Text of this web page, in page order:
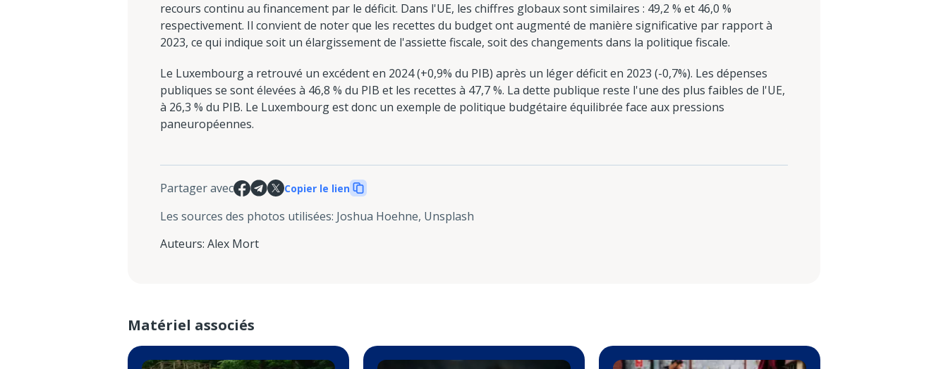
recours continu au financement par le déficit. Dans l'UE, les chiffres globaux sont similaires : 49,2 % et 46,0 %
respectivement. Il convient de noter que les recettes du budget ont augmenté de manière significative par rapport à
2023, ce qui indique soit un élargissement de l'assiette fiscale, soit des changements dans la politique fiscale.
Le Luxembourg a retrouvé un excédent en 2024 (+0,9% du PIB) après un léger déficit en 2023 (-0,7%). Les dépenses
publiques se sont élevées à 46,8 % du PIB et les recettes à 47,7 %. La dette publique reste l'une des plus faibles de l'UE,
à 26,3 % du PIB. Le Luxembourg est donc un exemple de politique budgétaire équilibrée face aux pressions
paneuropéennes.
Partager avec Copier le lien
Les sources des photos utilisées: Joshua Hoehne, Unsplash
Auteurs: Alex Mort
Matériel associés